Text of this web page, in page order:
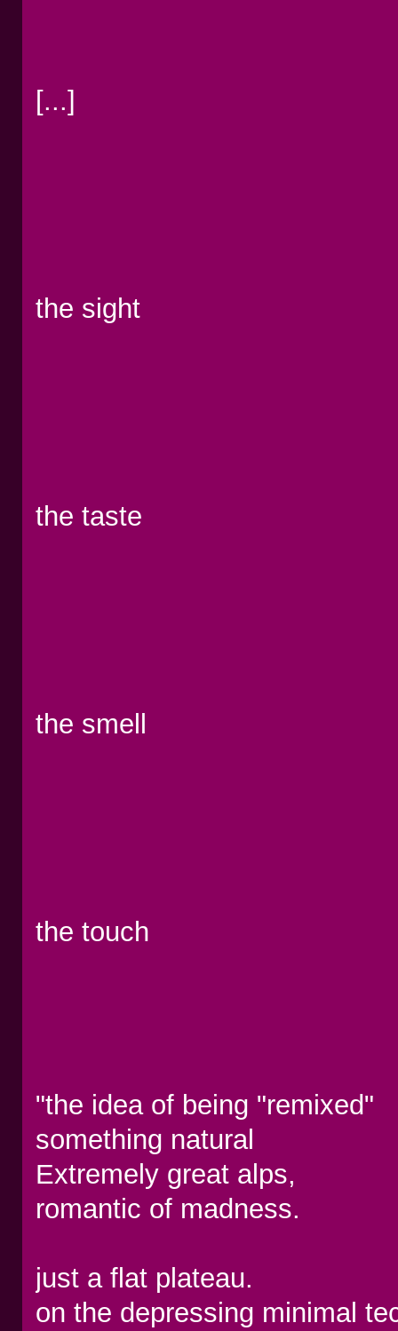
[...]
the sight
the taste
the smell
the touch
"the idea of being "remixed"
something natural
Extremely great alps,
romantic of madness.
just a flat plateau.
on the depressing minimal